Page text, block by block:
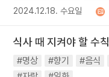
2024.12.18. 수요일
식사 때 지켜야 할 수칙
#명상 #향기 #음식